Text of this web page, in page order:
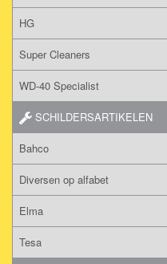
HG
Super Cleaners
WD-40 Specialist
SCHILDERSARTIKELEN
Bahco
Diversen op alfabet
Elma
Tesa